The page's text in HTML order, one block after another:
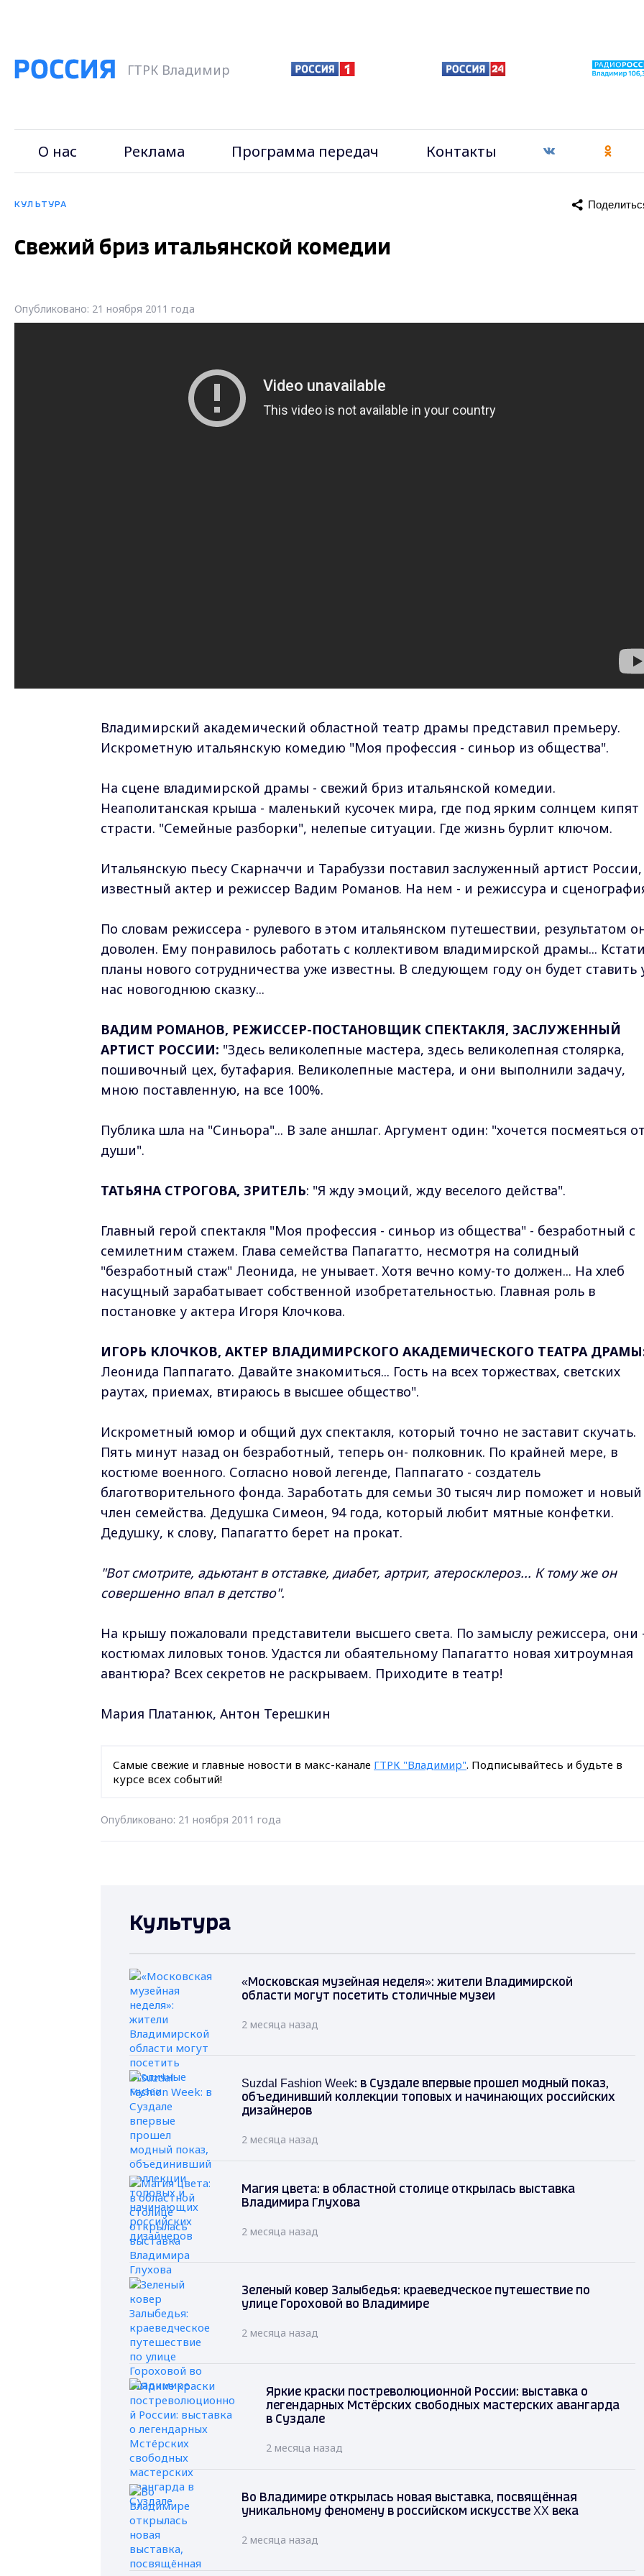
ГТРК Владимир
О нас Реклама Программа передач Контакты
КУЛЬТУРА
Свежий бриз итальянской комедии
Опубликовано: 21 ноября 2011 года
Владимирский академический областной театр драмы представил премьеру.
Искрометную итальянскую комедию "Моя профессия - синьор из общества".
На сцене владимирской драмы - свежий бриз итальянской комедии.
Неаполитанская крыша - маленький кусочек мира, где под ярким солнцем кипят
страсти. "Семейные разборки", нелепые ситуации. Где жизнь бурлит ключом.
Итальянскую пьесу Скарначчи и Тарабуззи поставил заслуженный артист России,
известный актер и режиссер Вадим Романов. На нем - и режиссура и
По словам режиссера - рулевого в этом итальянском путешествии, результатом
доволен. Ему понравилось работать с коллективом владимирской драмы...
планы нового сотрудничества уже известны. В следующем году он будет ставить
нас новогоднюю сказку...
ВАДИМ РОМАНОВ, РЕЖИССЕР-ПОСТАНОВЩИК СПЕКТАКЛЯ, ЗАСЛУЖЕННЫЙ
АРТИСТ РОССИИ: "Здесь великолепные мастера, здесь великолепная столярка,
пошивочный цех, бутафария. Великолепные мастера, и они выполнили задачу,
мною поставленную, на все 100%.
Публика шла на "Синьора"... В зале аншлаг. Аргумент один: "хочется посмеяться
души".
ТАТЬЯНА СТРОГОВА, ЗРИТЕЛЬ: "Я жду эмоций, жду веселого действа".
Главный герой спектакля "Моя профессия - синьор из общества" - безработный с
семилетним стажем. Глава семейства Папагатто, несмотря на солидный
"безработный стаж" Леонида, не унывает. Хотя вечно кому-то должен... На хлеб
насущный зарабатывает собственной изобретательностью. Главная роль в
постановке у актера Игоря Клочкова.
ИГОРЬ КЛОЧКОВ, АКТЕР ВЛАДИМИРСКОГО АКАДЕМИЧЕСКОГО ТЕАТРА
Леонида Паппагато. Давайте знакомиться... Гость на всех торжествах, светских
раутах, приемах, втираюсь в высшее общество".
Искрометный юмор и общий дух спектакля, который точно не заставит скучать.
Пять минут назад он безработный, теперь он- полковник. По крайней мере, в
костюме военного. Согласно новой легенде, Паппагато - создатель
благотворительного фонда. Заработать для семьи 30 тысяч лир поможет и новый
член семейства. Дедушка Симеон, 94 года, который любит мятные конфетки.
Дедушку, к слову, Папагатто берет на прокат.
"Вот смотрите, адьютант в отставке, диабет, артрит, атеросклероз... К тому же он
совершенно впал в детство".
На крышу пожаловали представители высшего света. По замыслу режиссера, они
костюмах лиловых тонов. Удастся ли обаятельному Папагатто новая хитроумная
авантюра? Всех секретов не раскрываем. Приходите в театр!
Мария Платанюк, Антон Терешкин
Самые свежие и главные новости в макс-канале ГТРК "Владимир". Подписывайтесь и будьте в
курсе всех событий!
Опубликовано: 21 ноября 2011 года
Культура
«Московская музейная неделя»: жители Владимирской
области могут посетить столичные музеи
2 месяца назад
Suzdal Fashion Week: в Суздале впервые прошел модный показ,
объединивший коллекции топовых и начинающих российских
дизайнеров
2 месяца назад
Магия цвета: в областной столице открылась выставка
Владимира Глухова
2 месяца назад
Зеленый ковер Залыбедья: краеведческое путешествие по
улице Гороховой во Владимире
2 месяца назад
Яркие краски постреволюционной России: выставка о
легендарных Мстёрских свободных мастерских авангарда
в Суздале
2 месяца назад
Во Владимире открылась новая выставка, посвящённая
уникальному феномену в российском искусстве XX века
2 месяца назад